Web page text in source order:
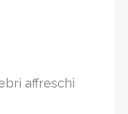
affreschi